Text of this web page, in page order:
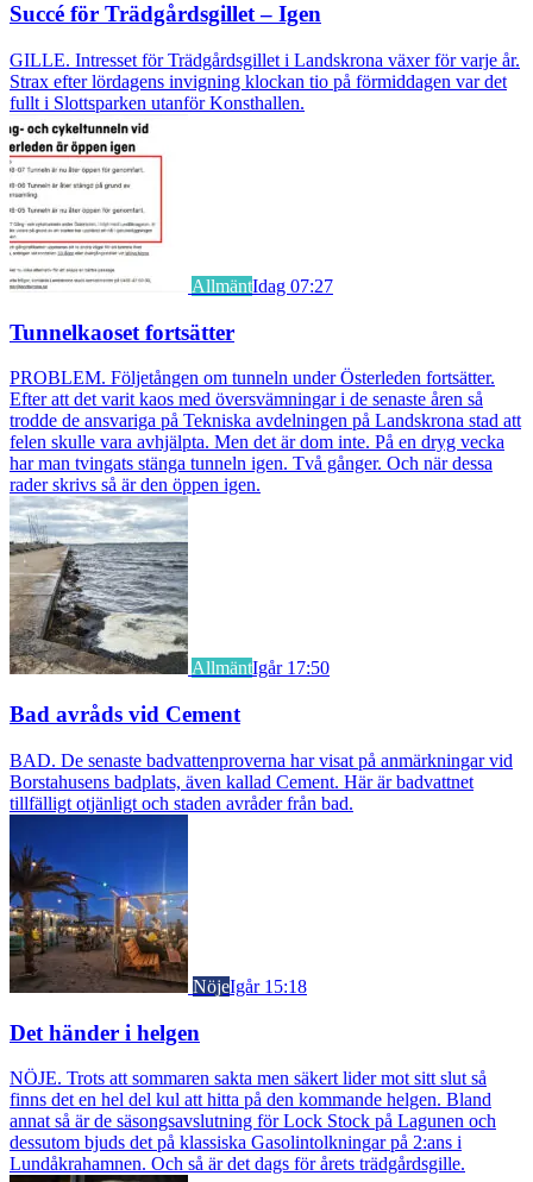
Succé för Trädgårdsgillet – Igen
GILLE. Intresset för Trädgårdsgillet i Landskrona växer för varje år.
Strax efter lördagens invigning klockan tio på förmiddagen var det
fullt i Slottsparken utanför Konsthallen.
AllmäntIdag 07:27
Tunnelkaoset fortsätter
PROBLEM. Följetången om tunneln under Österleden fortsätter.
Efter att det varit kaos med översvämningar i de senaste åren så
trodde de ansvariga på Tekniska avdelningen på Landskrona stad att
felen skulle vara avhjälpta. Men det är dom inte. På en dryg vecka
har man tvingats stänga tunneln igen. Två gånger. Och när dessa
rader skrivs så är den öppen igen.
AllmäntIgår 17:50
Bad avråds vid Cement
BAD. De senaste badvattenproverna har visat på anmärkningar vid
Borstahusens badplats, även kallad Cement. Här är badvattnet
tillfälligt otjänligt och staden avråder från bad.
NöjeIgår 15:18
Det händer i helgen
NÖJE. Trots att sommaren sakta men säkert lider mot sitt slut så
finns det en hel del kul att hitta på den kommande helgen. Bland
annat så är de säsongsavslutning för Lock Stock på Lagunen och
dessutom bjuds det på klassiska Gasolintolkningar på 2:ans i
Lundåkrahamnen. Och så är det dags för årets trädgårdsgille.